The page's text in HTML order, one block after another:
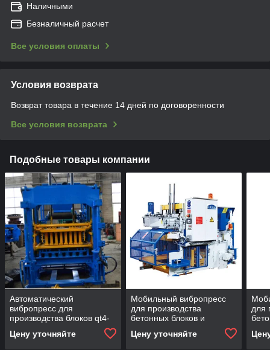
Наличными
Безналичный расчет
Все условия оплаты
Условия возврата
Возврат товара в течение 14 дней по договоренности
Все условия возврата
Подобные товары компании
Автоматический
вибропресс для
производства блоков qt4-
Цену уточняйте
Мобильный вибропресс
для производства
бетонных блоков и
элементов ландшафтного
дизайна 913
Цену уточняйте
для